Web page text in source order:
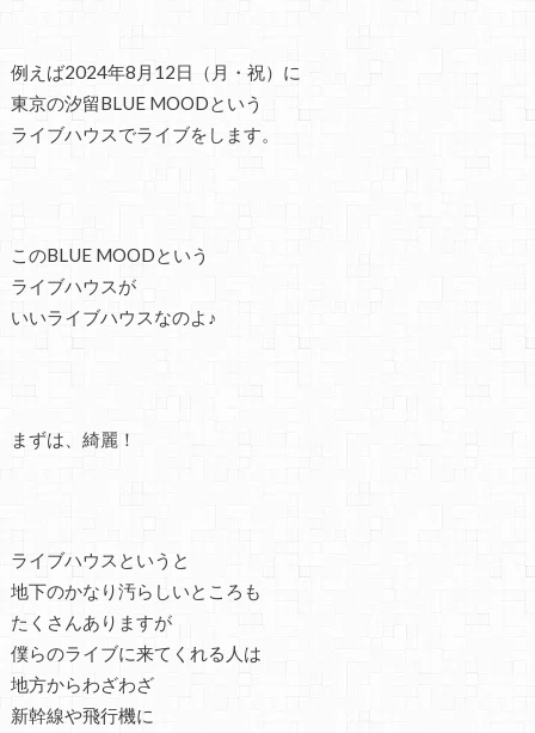
例えば2024年8月12日（月・祝）に
東京の汐留BLUE MOODという
ライブハウスでライブをします。
このBLUE MOODという
ライブハウスが
いいライブハウスなのよ♪
まずは、綺麗！
ライブハウスというと
地下のかなり汚らしいところも
たくさんありますが
僕らのライブに来てくれる人は
地方からわざわざ
新幹線や飛行機に